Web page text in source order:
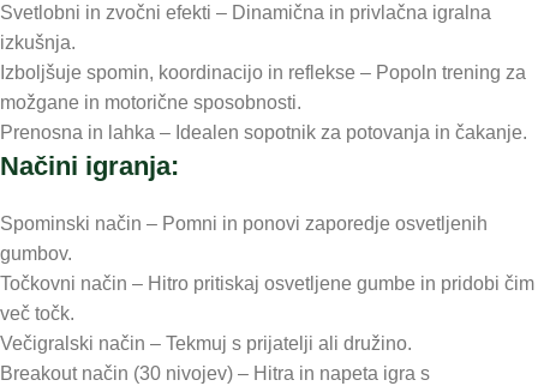
Svetlobni in zvočni efekti – Dinamična in privlačna igralna
izkušnja.
Izboljšuje spomin, koordinacijo in reflekse – Popoln trening za
možgane in motorične sposobnosti.
Prenosna in lahka – Idealen sopotnik za potovanja in čakanje.
Načini igranja:
Spominski način – Pomni in ponovi zaporedje osvetljenih
gumbov.
Točkovni način – Hitro pritiskaj osvetljene gumbe in pridobi čim
več točk.
Večigralski način – Tekmuj s prijatelji ali družino.
Breakout način (30 nivojev) – Hitra in napeta igra s